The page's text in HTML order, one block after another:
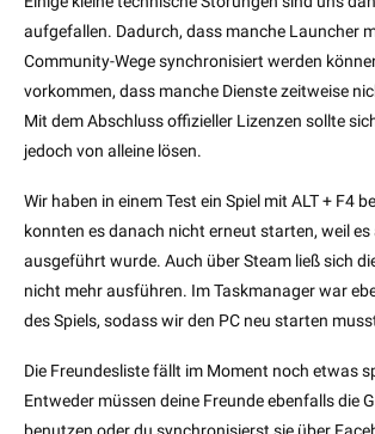
aufgefallen. Dadurch, dass manche Launcher
Community-Wege synchronisiert werden
vorkommen, dass manche Dienste zeitweise
Mit dem Abschluss offizieller Lizenzen sollte
jedoch von alleine lösen.
Wir haben in einem Test ein Spiel mit ALT + F4
konnten es danach nicht erneut starten, weil es
ausgeführt wurde. Auch über Steam ließ sich
nicht mehr ausführen. Im Taskmanager war
des Spiels, sodass wir den PC neu starten
Die Freundesliste fällt im Moment noch etwas
Entweder müssen deine Freunde ebenfalls die
benutzen oder du synchronisierst sie über